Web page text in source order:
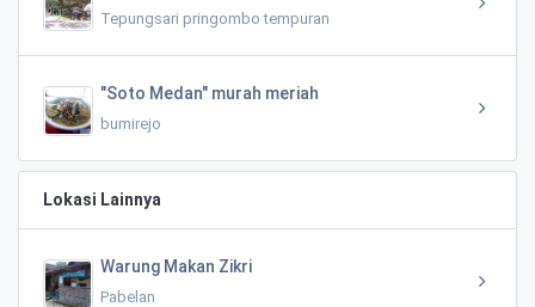
Tepungsari pringombo tempuran
"Soto Medan" murah meriah
bumirejo
Lokasi Lainnya
Warung Makan Zikri
Pabelan